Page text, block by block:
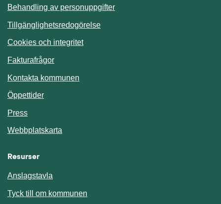
Behandling av personuppgifter
Tillgänglighetsredogörelse
Cookies och integritet
Fakturafrågor
Kontakta kommunen
Öppettider
Press
Webbplatskarta
Resurser
Anslagstavla
Tyck till om kommunen